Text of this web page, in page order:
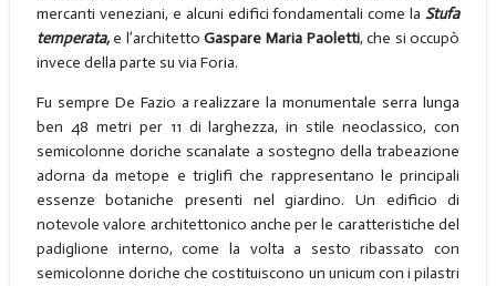
mercanti veneziani, e alcuni edifici fondamentali come laStufa
temperata,e l’architettoGaspare Maria Paoletti, che si occupò
invece della parte su via Foria.
Fu sempre De Fazio a realizzare la monumentale serra lunga
ben 48 metri per 11 di larghezza, in stile neoclassico, con
semicolonne doriche scanalate a sostegno della trabeazione
adorna da metope e triglifi che rappresentano le principali
essenze botaniche presenti nel giardino. Un edificio di
notevole valore architettonico anche per le caratteristiche del
padiglione interno, come la volta a sesto ribassato con
semicolonne doriche che costituiscono un unicum con i pilastri